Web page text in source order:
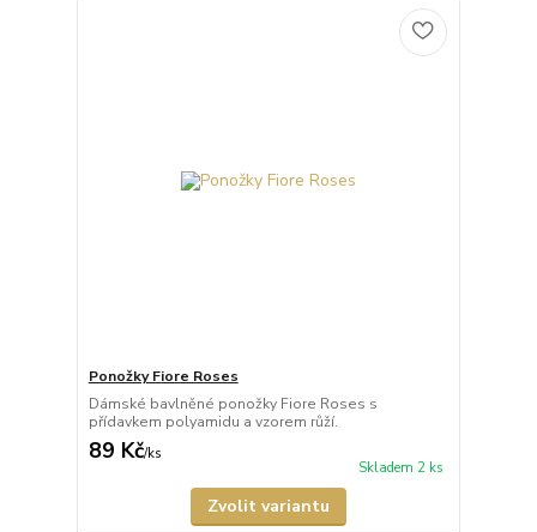
Ponožky Fiore Roses
Dámské bavlněné ponožky Fiore Roses s
přídavkem polyamidu a vzorem růží.
89 Kč/ks
Skladem 2 ks
Zvolit variantu